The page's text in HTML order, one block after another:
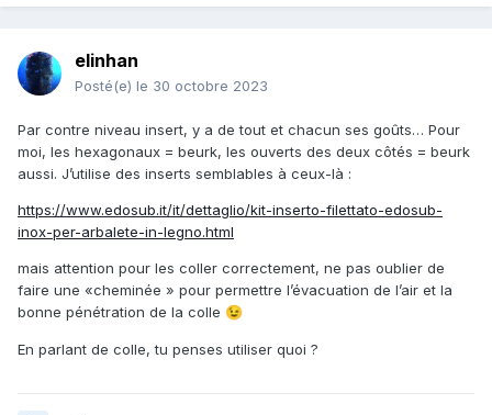
elinhan
Posté(e) le 30 octobre 2023
Par contre niveau insert, y a de tout et chacun ses goûts… Pour
moi, les hexagonaux = beurk, les ouverts des deux côtés = beurk
aussi. J’utilise des inserts semblables à ceux-là :
https://www.edosub.it/it/dettaglio/kit-inserto-filettato-edosub-
inox-per-arbalete-in-legno.html
mais attention pour les coller correctement, ne pas oublier de
faire une «cheminée » pour permettre l’évacuation de l’air et la
bonne pénétration de la colle 😉
En parlant de colle, tu penses utiliser quoi ?